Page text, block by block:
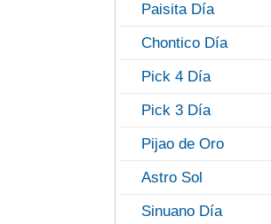
Paisita Día
Chontico Día
Pick 4 Día
Pick 3 Día
Pijao de Oro
Astro Sol
Sinuano Día